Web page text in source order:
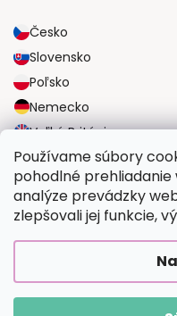
Používame súbory
pohodlné
analýze prevádzky
zlepšovali jej funkcie,
Česko
Slovensko
Poľsko
Nemecko
Veľká Británia
SPOĽAHLIVÉ MOŽNOSTI
BEZPEČNÉ MOŽNOSTI